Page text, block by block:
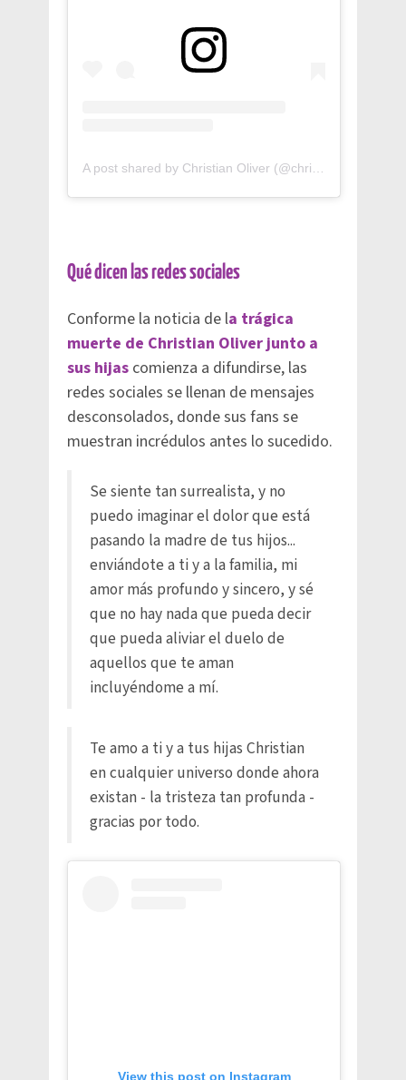
A post shared by Christian Oliver (@christianoliverofficial)
Qué dicen las redes sociales
Conforme la noticia de la trágica
muerte de Christian Oliver junto a
sus hijas comienza a difundirse, las
redes sociales se llenan de mensajes
desconsolados, donde sus fans se
muestran incrédulos antes lo sucedido.
Se siente tan surrealista, y no
puedo imaginar el dolor que está
pasando la madre de tus hijos...
enviándote a ti y a la familia, mi
amor más profundo y sincero, y sé
que no hay nada que pueda decir
que pueda aliviar el duelo de
aquellos que te aman
incluyéndome a mí.
Te amo a ti y a tus hijas Christian
en cualquier universo donde ahora
existan - la tristeza tan profunda -
gracias por todo.
View this post on Instagram